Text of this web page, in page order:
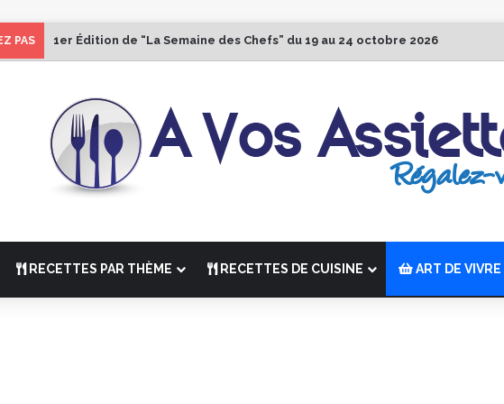
PAS 1er Édition de “La Semaine des Chefs” du 19 au 24 octobre 2026
RECETTES PAR THÈME RECETTES DE CUISINE ART DE VIVRE